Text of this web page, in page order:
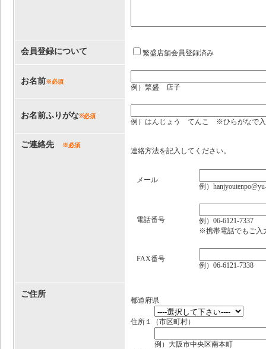
会員登録について 繁盛店舗会員登録済み
お名前※必須
例）繁盛 店子
お名前ふりがな※必須
例）はんじょう てんこ ※ひらがなで入
ご連絡先 ※必須
連絡方法を記入してください。
メール
例）
電話番号
例）06-6121-7337
※携帯電話でもご入
FAX番号
例）06-6121-7338
ご住所
都道府県
住所１ （市区町村）
例）大阪市中央区南本町